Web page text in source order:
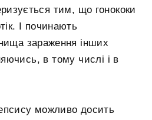
тим, що гонококи
І починають
зараження інших
в тому числі і в
можливо досить